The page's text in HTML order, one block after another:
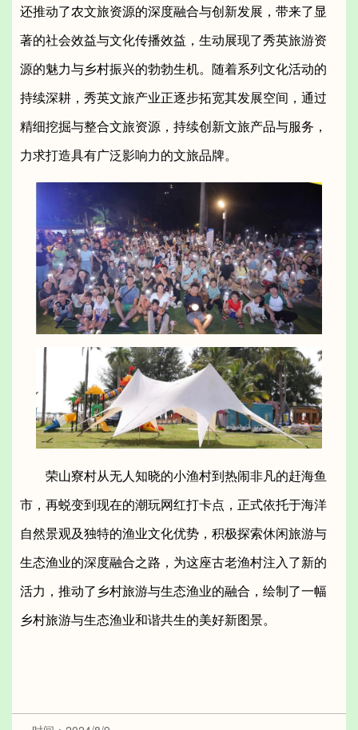
还推动了农文旅资源的深度融合与创新发展，带来了显
著的社会效益与文化传播效益，生动展现了秀英旅游资
源的魅力与乡村振兴的勃勃生机。随着系列文化活动的
持续深耕，秀英文旅产业正逐步拓宽其发展空间，通过
精细挖掘与整合文旅资源，持续创新文旅产品与服务，
力求打造具有广泛影响力的文旅品牌。
荣山寮村从无人知晓的小渔村到热闹非凡的赶海鱼
市，再蜕变到现在的潮玩网红打卡点，正式依托于海洋
自然景观及独特的渔业文化优势，积极探索休闲旅游与
生态渔业的深度融合之路，为这座古老渔村注入了新的
活力，推动了乡村旅游与生态渔业的融合，绘制了一幅
乡村旅游与生态渔业和谐共生的美好新图景。